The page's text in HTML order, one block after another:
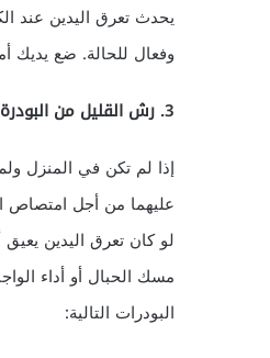
يحدث تعرق اليدين عند
وفعال للحالة. ضع يديك
3. رش القليل من البودرة على يديك
إذا لم تكن في المنزل
عليهما من أجل
لو كان تعرق اليدين
مسك الحبال أو أداء
البودرات التالية: